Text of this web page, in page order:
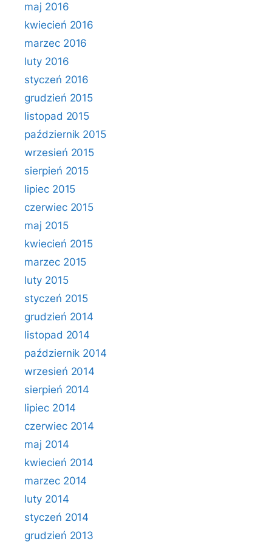
maj 2016
kwiecień 2016
marzec 2016
luty 2016
styczeń 2016
grudzień 2015
listopad 2015
październik 2015
wrzesień 2015
sierpień 2015
lipiec 2015
czerwiec 2015
maj 2015
kwiecień 2015
marzec 2015
luty 2015
styczeń 2015
grudzień 2014
listopad 2014
październik 2014
wrzesień 2014
sierpień 2014
lipiec 2014
czerwiec 2014
maj 2014
kwiecień 2014
marzec 2014
luty 2014
styczeń 2014
grudzień 2013